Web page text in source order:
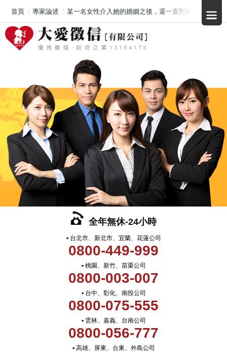
全年無休-24小時
▪ 台北市、新北市、宜蘭、花蓮公司
0800-449-999
▪ 桃園、新竹、苗栗公司
0800-003-007
▪ 台中、彰化、南投公司
0800-075-555
▪ 雲林、嘉義、台南公司
0800-056-777
▪ 高雄、屏東、台東、外島公司
首頁 專家論述 某一名女性介入她的婚姻之後，還一直對她的先生一